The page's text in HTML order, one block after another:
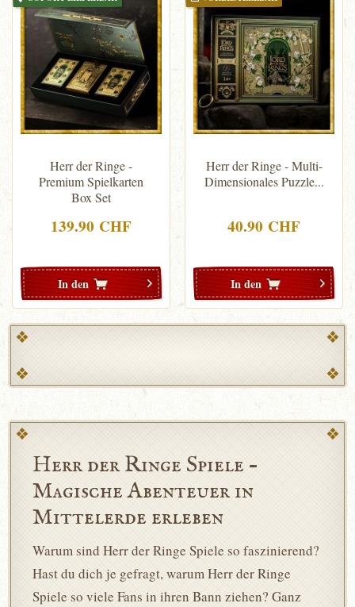
Herr der Ringe -
Premium Spielkarten
Box Set
139.90 CHF
In den
Herr der Ringe - Multi-
Dimensionales Puzzle...
40.90 CHF
In den
Herr der Ringe Spiele –
Magische Abenteuer in
Mittelerde erleben
Warum sind Herr der Ringe Spiele so faszinierend?
Hast du dich je gefragt, warum Herr der Ringe
Spiele so viele Fans in ihren Bann ziehen? Ganz